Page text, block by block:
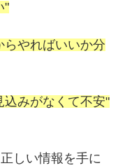
"
らやればいいか分
込みがなくて不安"
しい情報を手に